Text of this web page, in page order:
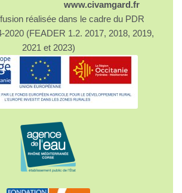
www.civamgard.fr
réalisée dans le cadre du PDR
2020 (FEADER 1.2. 2017, 2018, 2019,
2021 et 2023)